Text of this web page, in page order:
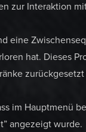
zur Interaktion
eine
hat. Dieses
im Hauptmenü
angezeigt wurde.